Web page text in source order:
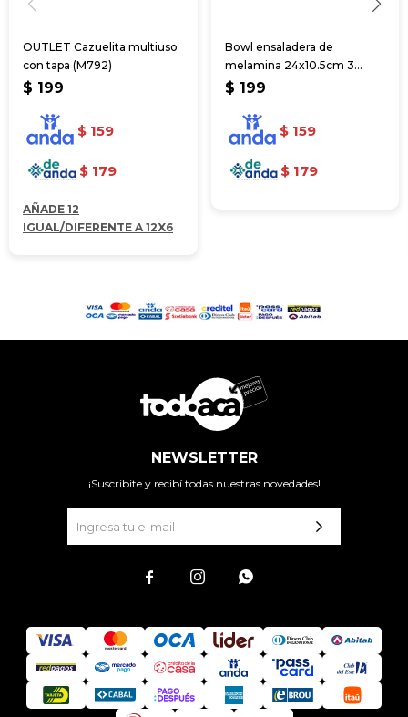
OUTLET Cazuelita multiuso
con tapa (M792)
$ 199
$ 159
$ 179
AÑADE 12
IGUAL/DIFERENTE A 12X6
Bowl ensaladera de
melamina 24x10.5cm 3
colores
$ 199
$ 159
$ 179
NEWSLETTER
¡Suscribite y recibí todas nuestras novedades!
  